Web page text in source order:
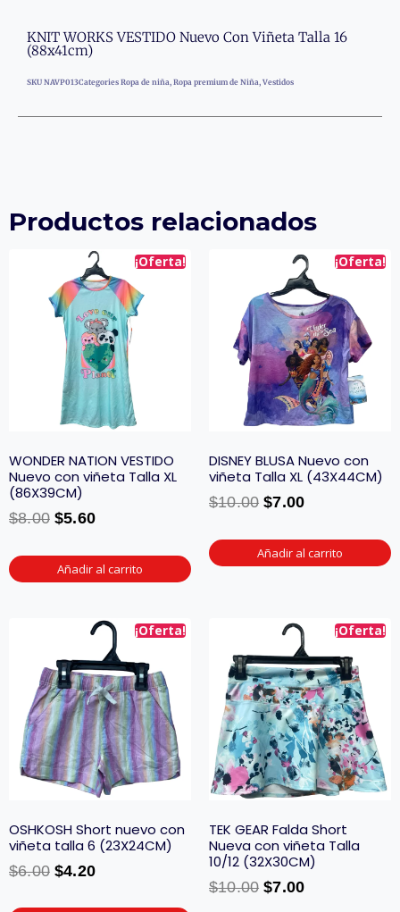
KNIT WORKS VESTIDO Nuevo Con Viñeta Talla 16
(88x41cm)
SKU NAVP013Categories Ropa de niña, Ropa premium de Niña, Vestidos
Productos relacionados
¡Oferta!
WONDER NATION VESTIDO
Nuevo con viñeta Talla XL
(86X39CM)
$8.00 $5.60
Añadir al carrito
¡Oferta!
DISNEY BLUSA Nuevo con
viñeta Talla XL (43X44CM)
$10.00 $7.00
Añadir al carrito
¡Oferta!
OSHKOSH Short nuevo con
viñeta talla 6 (23X24CM)
$6.00 $4.20
¡Oferta!
TEK GEAR Falda Short
Nueva con viñeta Talla
10/12 (32X30CM)
$10.00 $7.00